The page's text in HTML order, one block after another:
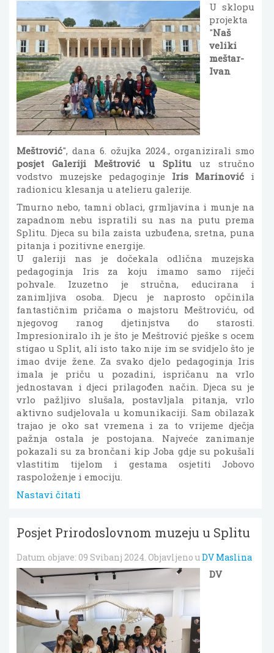
U sklopu
projekta
"Naš
veliki
meštar-
Ivan
Meštrović", dana 6. ožujka 2024., organizirali smo
posjet Galeriji Meštrović u Splituuz stručno
vodstvo muzejske pedagoginje Iris Marinović i
radionicu klesanja u atelieru galerije.
Tmurno nebo, tamni oblaci, grmljavina i munje na
zapadnom nebu ispratili su nas na putu prema
Splitu. Djeca su bila zaista uzbuđena, sretna, puna
pitanja i pozitivne energije.
U galeriji nas je dočekala odlična muzejska
pedagoginja Iris za koju imamo samo riječi
pohvale. Izuzetno je stručna, educirana i
zanimljiva osoba. Djecu je naprosto opčinila
fantastičnim pričama o majstoru Meštroviću, od
njegovog ranog djetinjstva do starosti.
Impresioniralo ih je što je Meštrović pješke s ocem
stigao u Split, ali isto tako nije im se svidjelo što je
imao dvije žene. Za svako djelo pedagoginja Iris
imala je priču u pozadini, ispričanu na vrlo
jednostavan i djeci prilagođen način. Djeca su je
vrlo pažljivo slušala, postavljala pitanja, vrlo
aktivno sudjelovala u komunikaciji. Sam obilazak
trajao je oko sat vremena i za to vrijeme dječja
pažnja ostala je postojana. Najveće zanimanje
pokazali su za brončani kip Joba gdje su pokušali
vlastitim tijelom i gestama osjetiti Jobovo
raspoloženje i emociju.
Nastavi čitati
Posjet Prirodoslovnom muzeju u Splitu
Datum objave: 09 Svibanj 2024. Objavljeno uDV Maslina
DV